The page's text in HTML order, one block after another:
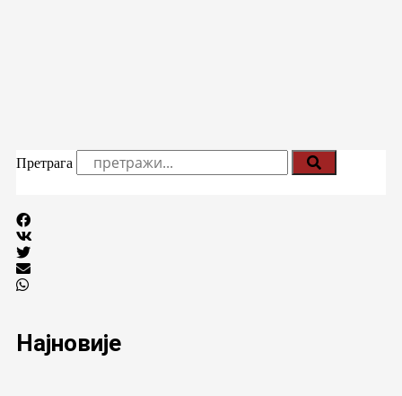
Претрага
Најновије